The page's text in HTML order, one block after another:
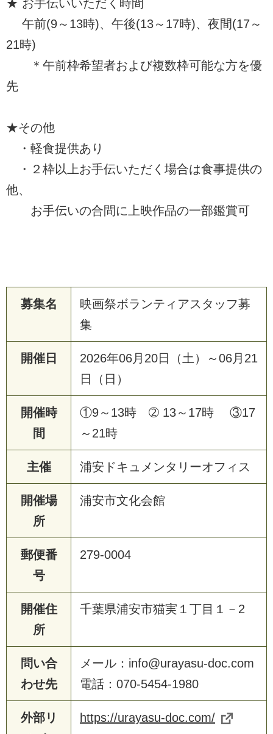
★ お手伝いいただく時間
午前(9～13時)、午後(13～17時)、夜間(17～
21時)
＊午前枠希望者および複数枠可能な方を優
先
★その他
・軽食提供あり
・２枠以上お手伝いただく場合は食事提供の
他、
お手伝いの合間に上映作品の一部鑑賞可
募集名
映画祭ボランティアスタッフ募
集
開催日
2026年06月20日（土）～06月21
日（日）
開催時
間
①9～13時 ➁ 13～17時 ③17
～21時
主催 浦安ドキュメンタリーオフィス
開催場
所
浦安市文化会館
郵便番
号
279-0004
開催住
所
千葉県浦安市猫実１丁目１－2
問い合
わせ先
メール：info@urayasu-doc.com
電話：070-5454-1980
外部リ
https://urayasu-doc.com/